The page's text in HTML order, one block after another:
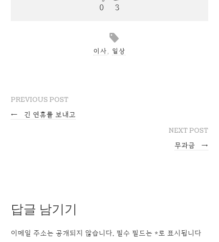
이사 일상
PREVIOUS POST
← 긴 연휴를 보내고
NEXT POST
무과금 →
답글 남기기
이메일 주소는 공개되지 않습니다. 필수 필드는 *로 표시됩니다